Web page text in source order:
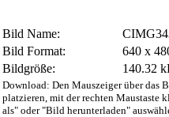
Bild Name:
Bild Format:
640 x
Bildgröße:
140.32
Download: Den Mauszeiger über das
platzieren, mit der rechten Maustaste
als" oder "Bild herunterladen"